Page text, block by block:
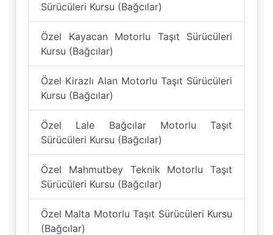
Sürücüleri Kursu (Bağcılar)
Özel Kayacan Motorlu Taşıt Sürücüleri
Kursu (Bağcılar)
Özel Kirazlı Alan Motorlu Taşıt Sürücüleri
Kursu (Bağcılar)
Özel Lale Bağcılar Motorlu Taşıt
Sürücüleri Kursu (Bağcılar)
Özel Mahmutbey Teknik Motorlu Taşıt
Sürücüleri Kursu (Bağcılar)
Özel Malta Motorlu Taşıt Sürücüleri Kursu
(Bağcılar)